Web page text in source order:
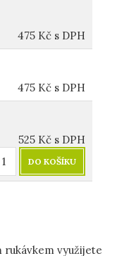
475 Kč s DPH
475 Kč s DPH
525 Kč s DPH
DO KOŠÍKU
rukávkem využijete